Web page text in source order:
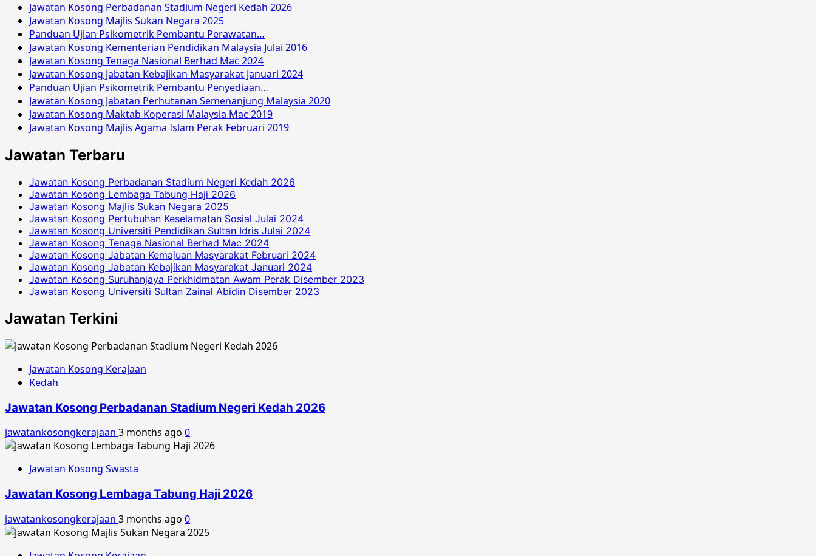
Jawatan Kosong Perbadanan Stadium Negeri Kedah 2026
Jawatan Kosong Majlis Sukan Negara 2025
Panduan Ujian Psikometrik Pembantu Perawatan…
Jawatan Kosong Kementerian Pendidikan Malaysia Julai 2016
Jawatan Kosong Tenaga Nasional Berhad Mac 2024
Jawatan Kosong Jabatan Kebajikan Masyarakat Januari 2024
Panduan Ujian Psikometrik Pembantu Penyediaan…
Jawatan Kosong Jabatan Perhutanan Semenanjung Malaysia 2020
Jawatan Kosong Maktab Koperasi Malaysia Mac 2019
Jawatan Kosong Majlis Agama Islam Perak Februari 2019
Jawatan Terbaru
Jawatan Kosong Perbadanan Stadium Negeri Kedah 2026
Jawatan Kosong Lembaga Tabung Haji 2026
Jawatan Kosong Majlis Sukan Negara 2025
Jawatan Kosong Pertubuhan Keselamatan Sosial Julai 2024
Jawatan Kosong Universiti Pendidikan Sultan Idris Julai 2024
Jawatan Kosong Tenaga Nasional Berhad Mac 2024
Jawatan Kosong Jabatan Kemajuan Masyarakat Februari 2024
Jawatan Kosong Jabatan Kebajikan Masyarakat Januari 2024
Jawatan Kosong Suruhanjaya Perkhidmatan Awam Perak Disember 2023
Jawatan Kosong Universiti Sultan Zainal Abidin Disember 2023
Jawatan Terkini
Jawatan Kosong Kerajaan
Kedah
Jawatan Kosong Perbadanan Stadium Negeri Kedah 2026
jawatankosongkerajaan 3 months ago 0
Jawatan Kosong Swasta
Jawatan Kosong Lembaga Tabung Haji 2026
jawatankosongkerajaan 3 months ago 0